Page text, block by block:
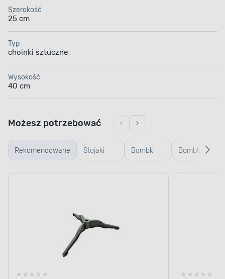
Szerokość
25 cm
Typ
choinki sztuczne
Wysokość
40 cm
Rekomendowane Stojaki
choinkowe
Bombki
plastikowe
Bombki
szklane
Możesz potrzebować